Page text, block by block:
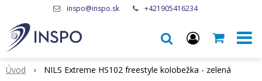
inspo@inspo.sk +421905416234
Úvod NILS Extreme HS102 freestyle kolobežka - zelená